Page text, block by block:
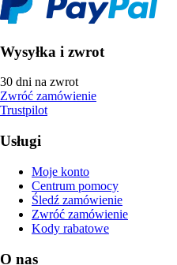
Wysyłka i zwrot
30 dni na zwrot
Zwróć zamówienie
Trustpilot
Usługi
Moje konto
Centrum pomocy
Śledź zamówienie
Zwróć zamówienie
Kody rabatowe
O nas